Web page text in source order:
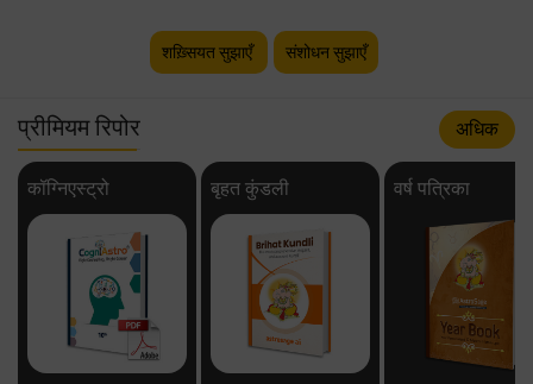
शख़्सियत सुझाएँ संशोधन सुझाएँ
प्रीमियम रिपोर अधिक
कॉग्निएस्ट्रो बृहत कुंडली वर्ष पत्रिका